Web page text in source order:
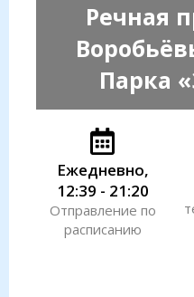
Речная
Парка
Ежедневно,
12:39 - 21:20
Отправление по
расписанию